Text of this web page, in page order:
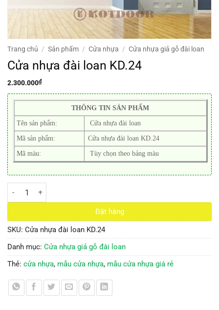
Trang chủ / Sản phẩm / Cửa nhựa / Cửa nhựa giả gỗ đài loan
Cửa nhựa đài loan KD.24
2.300.000₫
THÔNG TIN SẢN PHẨM
Tên sản phẩm: Cửa nhựa đài loan
Mã sản phẩm: Cửa nhựa đài loan KD.24
Mã màu: Tùy chọn theo bảng màu
Cửa nhựa đài loan KD.24 số lượng
Đặt hàng
SKU: Cửa nhựa đài loan KD.24
Danh mục: Cửa nhựa giả gỗ đài loan
Thẻ: cửa nhựa, mẫu cửa nhựa, mẫu cửa nhựa giá rẻ